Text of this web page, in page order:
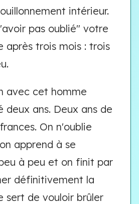
intérieur.
pas oublié" votre
après trois mois : trois
avec cet homme
deux ans. Deux ans de
On n'oublie
apprend à se
à peu et on finit par
définitivement la
sert de vouloir brûler